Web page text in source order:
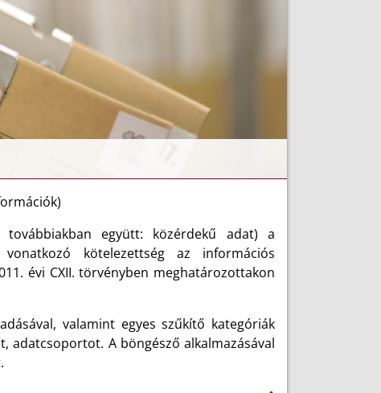
együtt: közérdekű adat) a
kötelezettség az információs
évi CXII. törvényben meghatározottakon
valamint egyes szűkítő kategóriák
adatcsoportot. A böngésző alkalmazásával